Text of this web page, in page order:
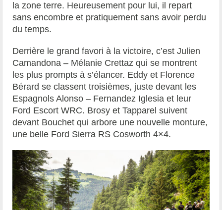
la zone terre. Heureusement pour lui, il repart
sans encombre et pratiquement sans avoir perdu
du temps.
Derrière le grand favori à la victoire, c’est Julien
Camandona – Mélanie Crettaz qui se montrent
les plus prompts à s’élancer. Eddy et Florence
Bérard se classent troisièmes, juste devant les
Espagnols Alonso – Fernandez Iglesia et leur
Ford Escort WRC. Brosy et Tapparel suivent
devant Bouchet qui arbore une nouvelle monture,
une belle Ford Sierra RS Cosworth 4×4.